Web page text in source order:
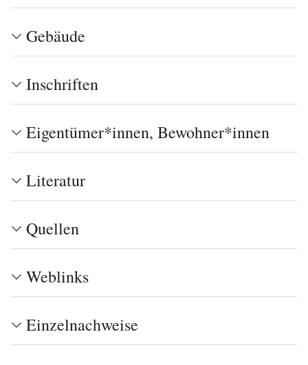
Gebäude
Inschriften
Eigentümer*innen, Bewohner*innen
Literatur
Quellen
Weblinks
Einzelnachweise